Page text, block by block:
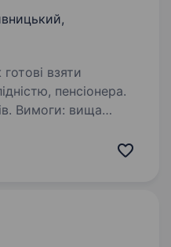
взяти
пенсіонера.